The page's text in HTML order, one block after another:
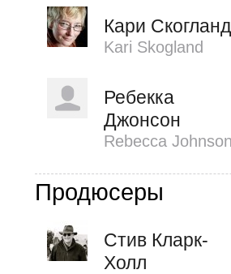
Кари Скогланд
Kari Skogland
Ребекка
Джонсон
Rebecca
Продюсеры
Стив Кларк-
Холл